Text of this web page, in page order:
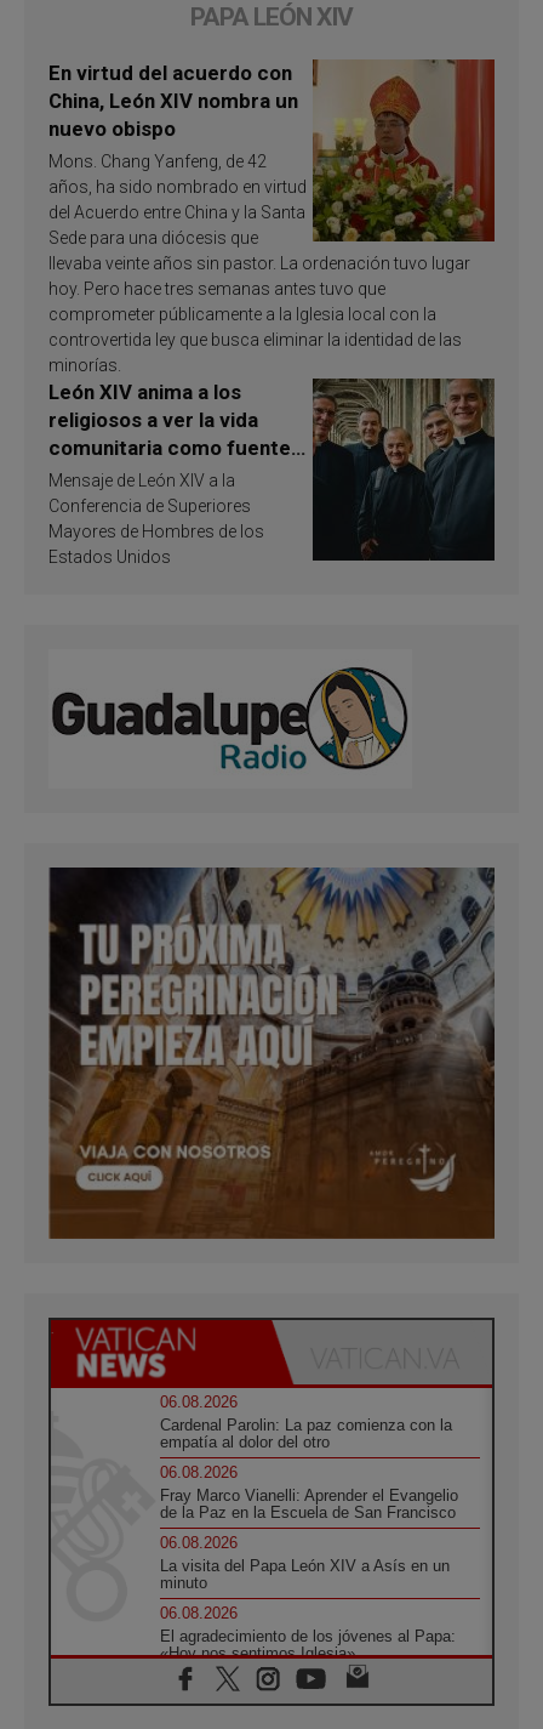
PAPA LEÓN XIV
En virtud del acuerdo con
China, León XIV nombra un
nuevo obispo
Mons. Chang Yanfeng, de 42
años, ha sido nombrado en virtud
del Acuerdo entre China y la Santa
Sede para una diócesis que
llevaba veinte años sin pastor. La ordenación tuvo lugar
hoy. Pero hace tres semanas antes tuvo que
comprometer públicamente a la Iglesia local con la
controvertida ley que busca eliminar la identidad de las
minorías.
León XIV anima a los
religiosos a ver la vida
comunitaria como fuente
de inspiración y
santificación
Mensaje de León XIV a la
Conferencia de Superiores
Mayores de Hombres de los
Estados Unidos
06.08.2026
Cardenal Parolin: La paz comienza con la
empatía al dolor del otro
06.08.2026
Fray Marco Vianelli: Aprender el Evangelio
de la Paz en la Escuela de San Francisco
06.08.2026
La visita del Papa León XIV a Asís en un
minuto
06.08.2026
El agradecimiento de los jóvenes al Papa:
«Hoy nos sentimos Iglesia»
06.08.2026
Líbano: Reanudan los coloquios en Roma en